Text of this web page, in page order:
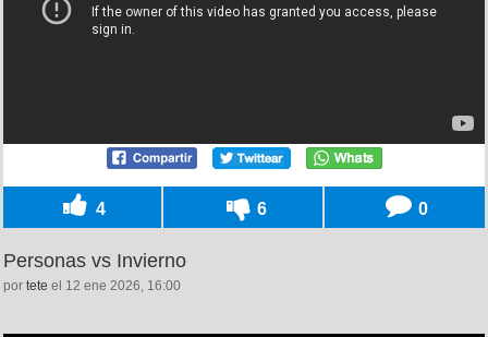
4 6 0
Personas vs Invierno
por tete el 12 ene 2026, 16:00